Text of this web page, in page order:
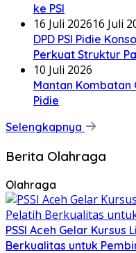
ke PSI
16 Juli 202616 Juli
DPD PSI Pidie
Perkuat Struktur
10 Juli 2026
Mantan Kombatan
Pidie
Selengkapnya
Berita Olahraga
Olahraga
PSSI Aceh Gelar Kursus
Berkualitas untuk